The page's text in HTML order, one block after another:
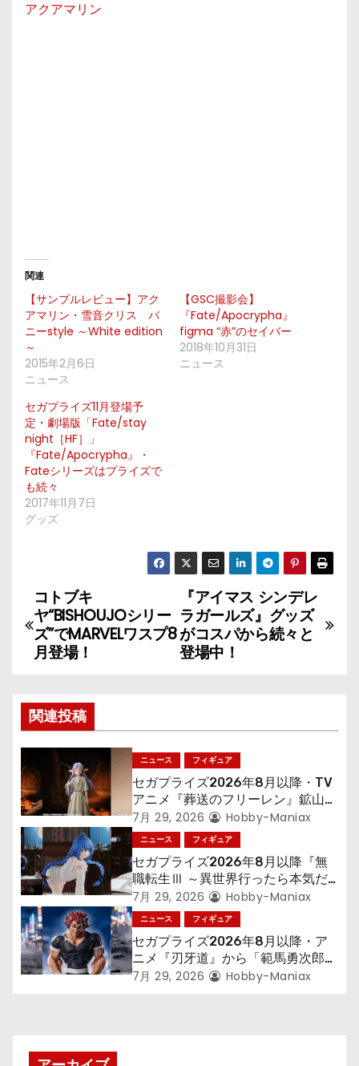
アクアマリン
関連
【サンプルレビュー】アク
アマリン・雪音クリス バ
ニーstyle ～White edition
～
2015年2月6日
ニュース
【GSC撮影会】
『Fate/Apocrypha』
figma “赤”のセイバー
2018年10月31日
ニュース
セガプライズ11月登場予
定・劇場版「Fate/stay
night［HF］」
『Fate/Apocrypha』・
Fateシリーズはプライズで
も続々
2017年11月7日
グッズ
投
稿
ビ
ゲ
ー
シ
ョ
ン
『アイマス シンデレ
ラガールズ』グッズ
がコスパから続々と
登場中！
コトブキ
ヤ“BISHOUJOシリー
ズ”でMARVELワスプ8
月登場！
関連投稿
ニュース フィギュア
セガプライズ2026年8月以降・TV
アニメ『葬送のフリーレン』鉱山で
300年働くことになっっちゃった
「フリーレン」を立体化！
7月 29, 2026 Hobby-Maniax
ニュース フィギュア
セガプライズ2026年8月以降『無
職転生Ⅲ ～異世界行ったら本気だ
す～』から「ロキシー」のフィギュ
アが登場！
7月 29, 2026 Hobby-Maniax
ニュース フィギュア
セガプライズ2026年8月以降・ア
ニメ『刃牙道』から「範馬勇次郎」
が登場ッッ!!
7月 29, 2026 Hobby-Maniax